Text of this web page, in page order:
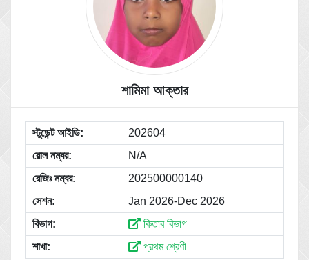
শামিমা আক্তার
স্টুডেন্ট আইডি:
202604
রোল নম্বর:
N/A
রেজিঃ নম্বর:
202500000140
সেশন:
Jan 2026-Dec 2026
বিভাগ:
কিতাব বিভাগ
শাখা:
প্রথম শ্রেণী